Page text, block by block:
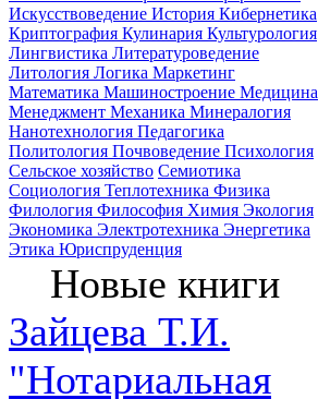
Искусствоведение История Кибернетика
Криптография Кулинария Культурология
Лингвистика Литературоведение
Литология Логика Маркетинг
Математика Машиностроение Медицина
Менеджмент Механика Минералогия
Нанотехнология Педагогика
Политология Почвоведение Психология
Сельское хозяйство Семиотика
Социология Теплотехника Физика
Филология Философия Химия Экология
Экономика Электротехника Энергетика
Этика Юриспруденция
Новые книги
Зайцева Т.И.
"Нотариальная